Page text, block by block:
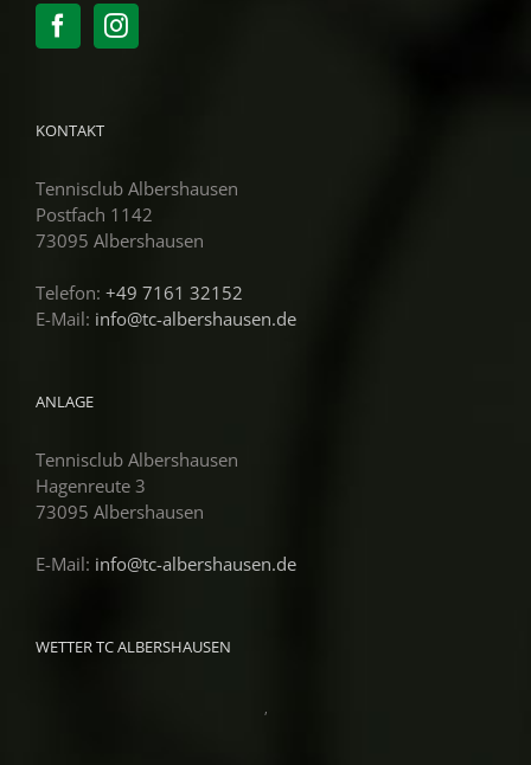
KONTAKT
Tennisclub Albershausen
Postfach 1142
73095 Albershausen
Telefon: +49 7161 32152
E-Mail: info@tc-albershausen.de
ANLAGE
Tennisclub Albershausen
Hagenreute 3
73095 Albershausen
E-Mail: info@tc-albershausen.de
WETTER TC ALBERSHAUSEN